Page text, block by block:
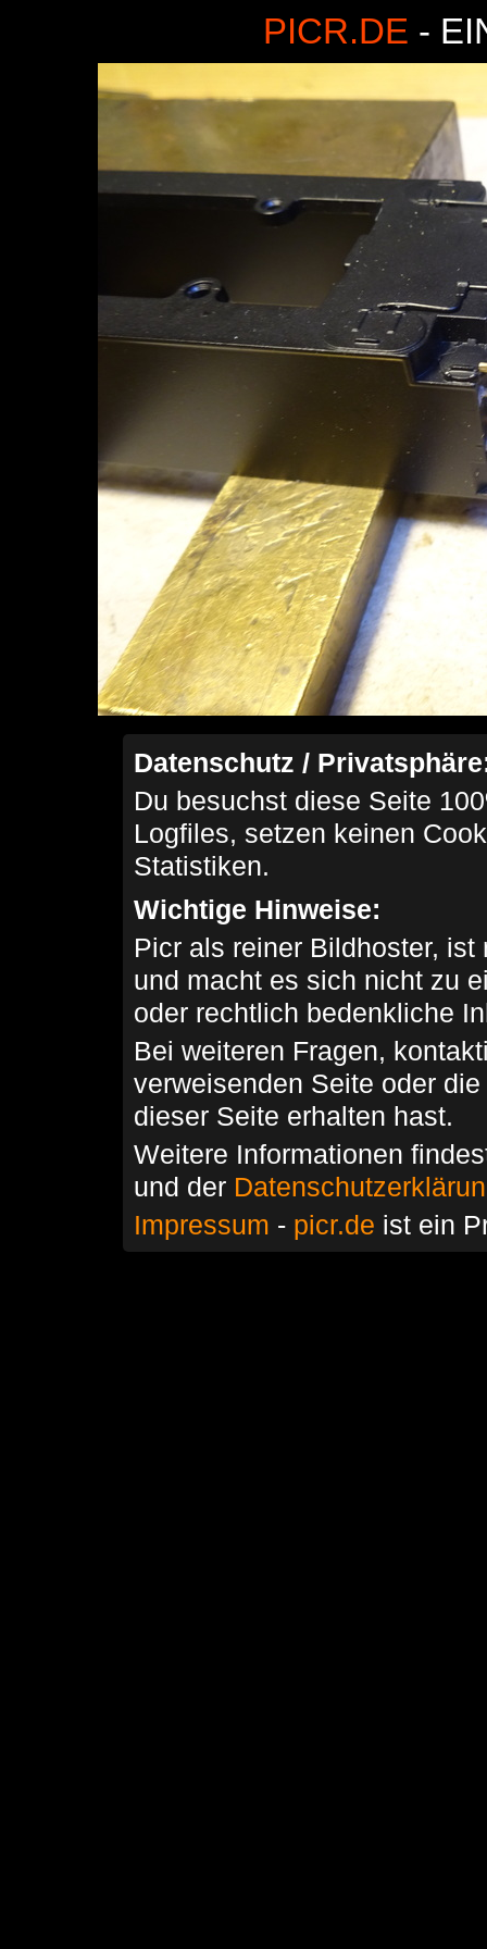
PICR.DE -
Datenschutz /
Du besuchst diese Seite
Logfiles, setzen keinen
Statistiken.
Wichtige Hinweise:
Picr als reiner Bildhoster,
und macht es sich nicht zu
oder rechtlich bedenkliche
Bei weiteren Fragen,
verweisenden Seite oder
dieser Seite erhalten hast.
Weitere Informationen
und der
Impressum - picr.de ist ein